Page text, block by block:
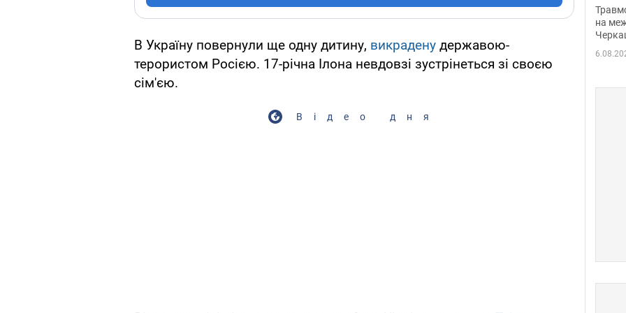
В Україну повернули ще одну дитину, викрадену державою-
терористом Росією. 17-річна Ілона невдовзі зустрінеться зі своєю
сім'єю.
Відео дня
Фото
на